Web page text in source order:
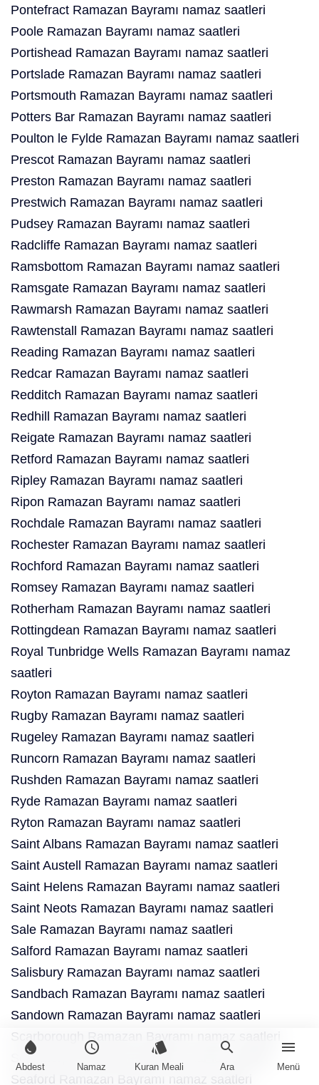
water_drop
Abdest
schedule
Namaz
style
Kuran Meali
search
Ara
menu
Menü
Pontefract Ramazan Bayramı namaz saatleri
Poole Ramazan Bayramı namaz saatleri
Portishead Ramazan Bayramı namaz saatleri
Portslade Ramazan Bayramı namaz saatleri
Portsmouth Ramazan Bayramı namaz saatleri
Potters Bar Ramazan Bayramı namaz saatleri
Poulton le Fylde Ramazan Bayramı namaz saatleri
Prescot Ramazan Bayramı namaz saatleri
Preston Ramazan Bayramı namaz saatleri
Prestwich Ramazan Bayramı namaz saatleri
Pudsey Ramazan Bayramı namaz saatleri
Radcliffe Ramazan Bayramı namaz saatleri
Ramsbottom Ramazan Bayramı namaz saatleri
Ramsgate Ramazan Bayramı namaz saatleri
Rawmarsh Ramazan Bayramı namaz saatleri
Rawtenstall Ramazan Bayramı namaz saatleri
Reading Ramazan Bayramı namaz saatleri
Redcar Ramazan Bayramı namaz saatleri
Redditch Ramazan Bayramı namaz saatleri
Redhill Ramazan Bayramı namaz saatleri
Reigate Ramazan Bayramı namaz saatleri
Retford Ramazan Bayramı namaz saatleri
Ripley Ramazan Bayramı namaz saatleri
Ripon Ramazan Bayramı namaz saatleri
Rochdale Ramazan Bayramı namaz saatleri
Rochester Ramazan Bayramı namaz saatleri
Rochford Ramazan Bayramı namaz saatleri
Romsey Ramazan Bayramı namaz saatleri
Rotherham Ramazan Bayramı namaz saatleri
Rottingdean Ramazan Bayramı namaz saatleri
Royal Tunbridge Wells Ramazan Bayramı namaz
saatleri
Royton Ramazan Bayramı namaz saatleri
Rugby Ramazan Bayramı namaz saatleri
Rugeley Ramazan Bayramı namaz saatleri
Runcorn Ramazan Bayramı namaz saatleri
Rushden Ramazan Bayramı namaz saatleri
Ryde Ramazan Bayramı namaz saatleri
Ryton Ramazan Bayramı namaz saatleri
Saint Albans Ramazan Bayramı namaz saatleri
Saint Austell Ramazan Bayramı namaz saatleri
Saint Helens Ramazan Bayramı namaz saatleri
Saint Neots Ramazan Bayramı namaz saatleri
Sale Ramazan Bayramı namaz saatleri
Salford Ramazan Bayramı namaz saatleri
Salisbury Ramazan Bayramı namaz saatleri
Sandbach Ramazan Bayramı namaz saatleri
Sandown Ramazan Bayramı namaz saatleri
Scarborough Ramazan Bayramı namaz saatleri
Scunthorpe Ramazan Bayramı namaz saatleri
Seaford Ramazan Bayramı namaz saatleri